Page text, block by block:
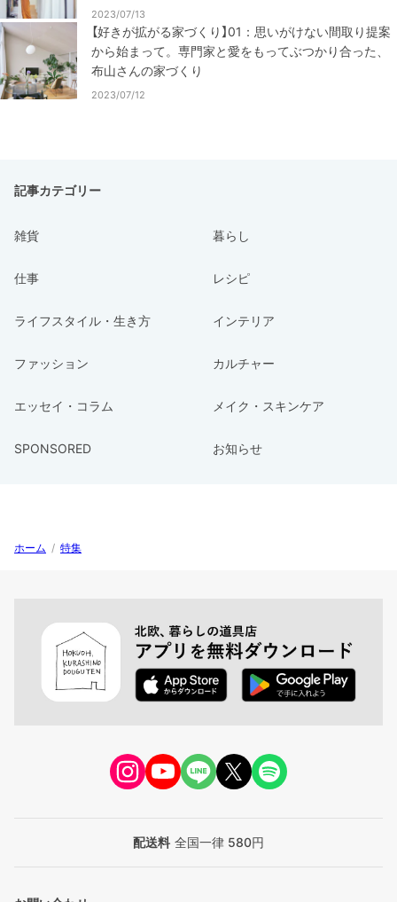
2023/07/13
【好きが拡がる家づくり】01：思いがけない間取り提案
から始まって。専門家と愛をもってぶつかり合った、
布山さんの家づくり
2023/07/12
記事カテゴリー
雑貨 暮らし
仕事 レシピ
ライフスタイル・生き方 インテリア
ファッション カルチャー
エッセイ・コラム メイク・スキンケア
SPONSORED お知らせ
ホーム / 特集
配送料 全国一律 580円